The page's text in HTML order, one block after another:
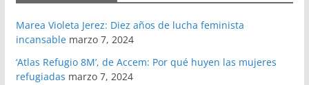
Marea Violeta Jerez: Diez años de lucha feminista
incansable marzo 7, 2024
‘Atlas Refugio 8M’, de Accem: Por qué huyen las mujeres
refugiadas marzo 7, 2024